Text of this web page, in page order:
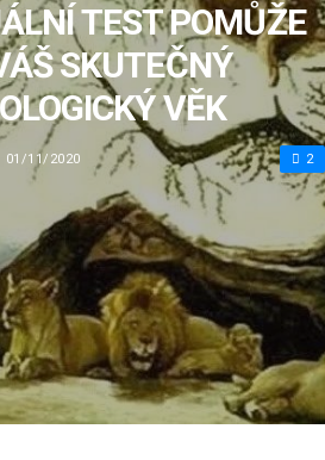
TEST POMŮŽE
SKUTEČNÝ
VĚK
01/11/2020 2